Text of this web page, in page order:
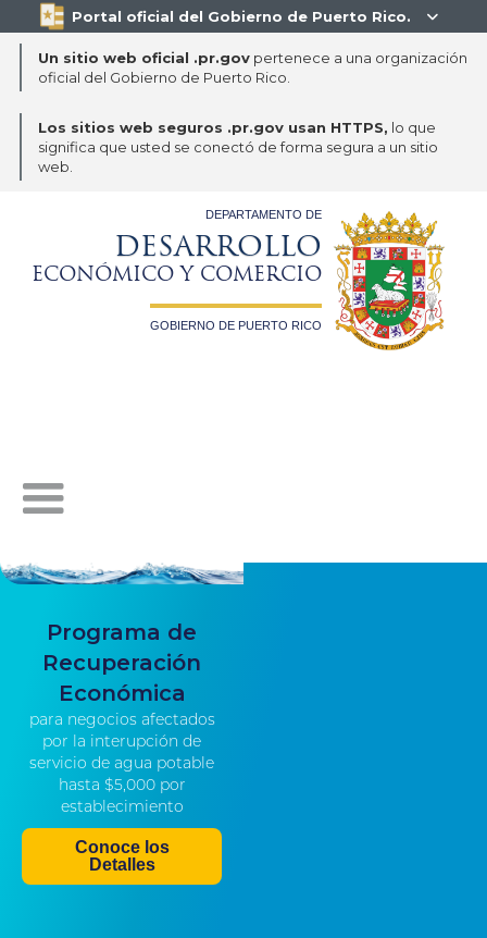
Portal oficial del Gobierno de Puerto Rico. 
Un sitio web oficial .pr.govpertenece a una organización
oficial del Gobierno de Puerto Rico.
Los sitios web seguros .pr.gov usan HTTPS, lo que
significa que usted se conectó de forma segura a un sitio
web.
DEPARTAMENTO DE
DESARROLLO
ECONÓMICO Y COMERCIO
GOBIERNO DE PUERTO RICO
Programa de
Recuperación
Económica
para negocios afectados
por la interupción de
servicio de agua potable
hasta $5,000 por
establecimiento
Conoce los
Detalles